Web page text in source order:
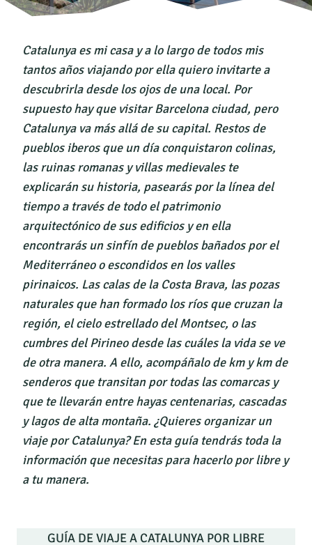
Catalunya es mi casa y a lo largo de todos mis
tantos años viajando por ella quiero invitarte a
descubrirla desde los ojos de una local. Por
supuesto hay que visitar Barcelona ciudad, pero
Catalunya va más allá de su capital. Restos de
pueblos iberos que un día conquistaron colinas,
las ruinas romanas y villas medievales te
explicarán su historia, pasearás por la línea del
tiempo a través de todo el patrimonio
arquitectónico de sus edificios y en ella
encontrarás un sinfín de pueblos bañados por el
Mediterráneo o escondidos en los valles
pirinaicos. Las calas de la Costa Brava, las pozas
naturales que han formado los ríos que cruzan la
región, el cielo estrellado del Montsec, o las
cumbres del Pirineo desde las cuáles la vida se ve
de otra manera. A ello, acompáñalo de km y km de
senderos que transitan por todas las comarcas y
que te llevarán entre hayas centenarias, cascadas
y lagos de alta montaña. ¿Quieres organizar un
viaje por Catalunya? En esta guía tendrás toda la
información que necesitas para hacerlo por libre y
a tu manera.
GUÍA DE VIAJE A CATALUNYA POR LIBRE